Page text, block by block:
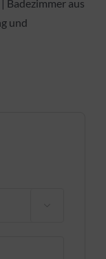
Badezimmer aus
und